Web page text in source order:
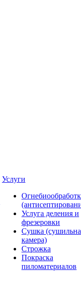
Услуги
Услуга деления и
фрезеровки
Сушка
камера)
Строжка
Покраска
пиломатериалов